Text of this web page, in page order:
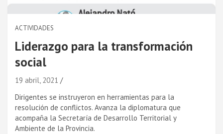
ACTIVIDADES
Liderazgo para la transformación
social
19 abril, 2021
Dirigentes se instruyeron en herramientas para la
resolución de conflictos. Avanza la diplomatura que
acompaña la Secretarí­a de Desarrollo Territorial y
Ambiente de la Provincia.